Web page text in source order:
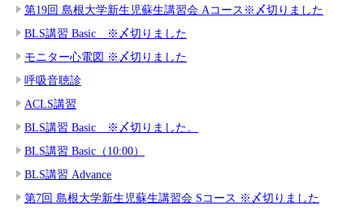
第19回 島根大学新生児蘇生講習会 Aコース※〆切りました
BLS講習 Basic ※〆切りました
モニター心電図 ※〆切りました
呼吸音聴診
ACLS講習
BLS講習 Basic ※〆切りました。
BLS講習 Basic（10:00）
BLS講習 Advance
第7回 島根大学新生児蘇生講習会 Sコース ※〆切りました